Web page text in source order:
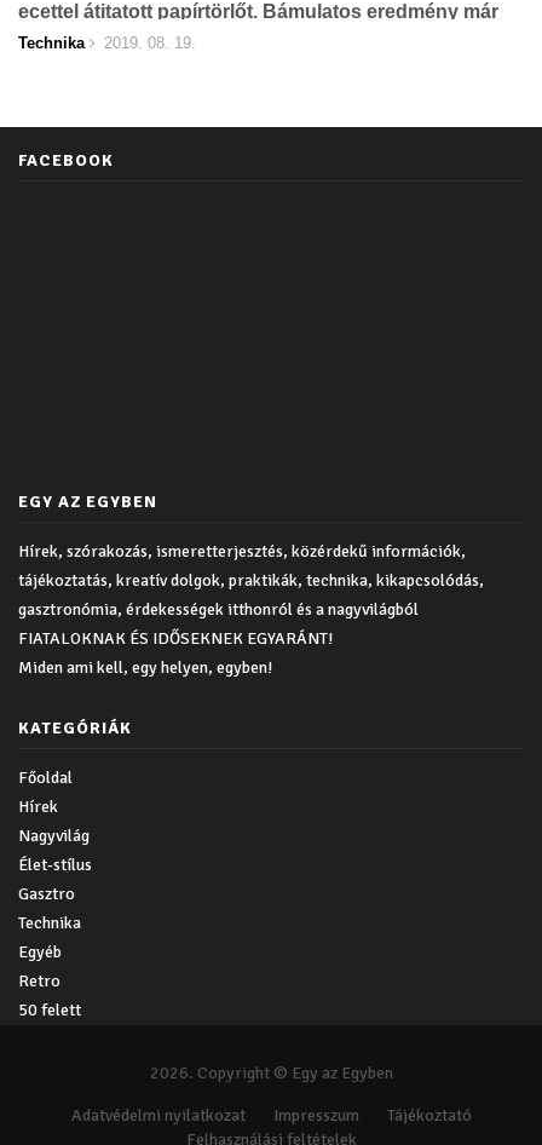
ecettel átitatott papírtörlőt. Bámulatos eredmény már
pár perc múlva! (videó)
Technika 2019. 08. 19.
FACEBOOK
EGY AZ EGYBEN
Hírek, szórakozás, ismeretterjesztés, közérdekű információk,
tájékoztatás, kreatív dolgok, praktikák, technika, kikapcsolódás,
gasztronómia, érdekességek itthonról és a nagyvilágból
FIATALOKNAK ÉS IDŐSEKNEK EGYARÁNT!
Miden ami kell, egy helyen, egyben!
KATEGÓRIÁK
Főoldal
Hírek
Nagyvilág
Élet-stílus
Gasztro
Technika
Egyéb
Retro
50 felett
2026. Copyright © Egy az Egyben
Adatvédelmi nyilatkozat Impresszum
Tájékoztató
Felhasználási feltételek